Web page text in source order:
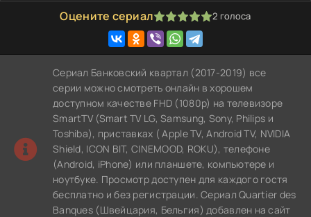
Оцените сериал
1 2 3 4 5 2 голоса
Сериал Банковский квартал (2017-2019) все
серии можно смотреть онлайн в хорошем
доступном качестве FHD (1080p) на телевизоре
SmartTV (Smart TV LG, Samsung, Sony, Philips и
Toshiba), приставках ( Apple TV, Android TV, NVIDIA
Shield, ICON BIT, CINEMOOD, ROKU), телефоне
(Android, iPhone) или планшете, компьютере и
ноутбуке. Просмотр доступен для каждого гостя
бесплатно и без регистрации. Сериал Quartier des
Banques (Швейцария, Бельгия) добавлен на сайт